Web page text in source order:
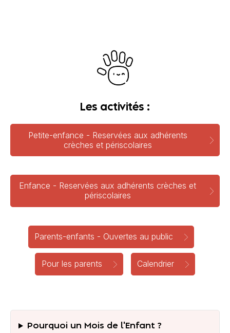
Les activités :
Petite-enfance - Reservées aux adhérents
crèches et périscolaires
Enfance - Reservées aux adhérents crèches et
périscolaires
Parents-enfants - Ouvertes au public
Pour les parents Calendrier
Pourquoi un Mois de l'Enfant ?